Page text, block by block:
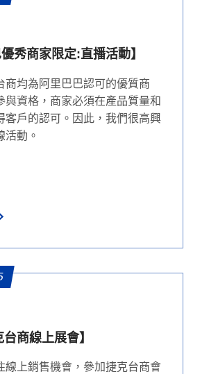
優秀商家限定:直播活動】
商均為阿里巴巴認可的優質商
與資格，商家必須在產品質量和
客戶的認可。因此，我們很高興
活動。
台商線上展會】
線上銷售機會，參加捷克台商會